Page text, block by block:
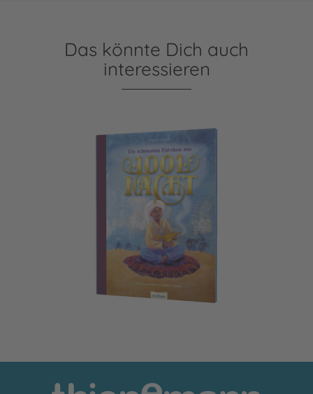
Das könnte Dich auch
interessieren
Die schönsten Märchen aus 1001 Nacht